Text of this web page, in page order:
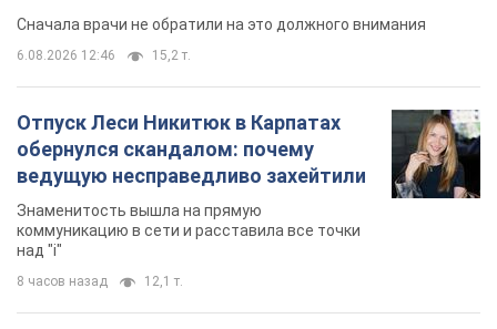
Сначала врачи не обратили на это должного внимания
6.08.2026 12:46 15,2 т.
Отпуск Леси Никитюк в Карпатах
обернулся скандалом: почему
ведущую несправедливо захейтили
Знаменитость вышла на прямую
коммуникацию в сети и расставила все точки
над "i"
8 часов назад 12,1 т.